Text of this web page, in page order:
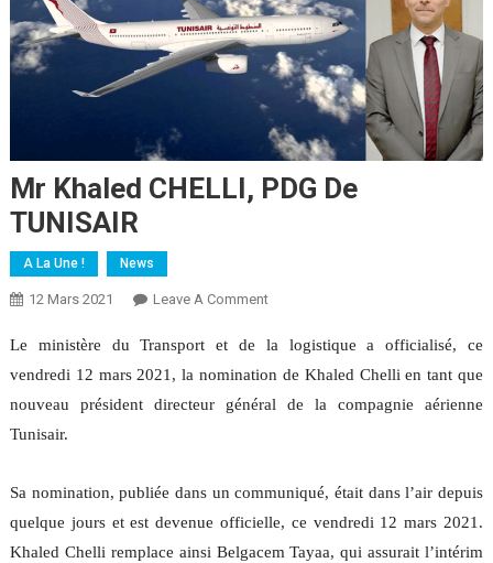
Mr Khaled CHELLI, PDG De
TUNISAIR
A La Une ! News
12 Mars 2021 Leave A CommentOn
Khaled
CHELLI,
PDG
Le ministère du Transport et de la logistique a officialisé, ce
vendredi 12 mars 2021, la nomination de Khaled Chelli en tant que
nouveau président directeur général de la compagnie aérienne
Tunisair.
Sa nomination, publiée dans un communiqué, était dans l’air depuis
quelque jours et est devenue officielle, ce vendredi 12 mars 2021.
Khaled Chelli remplace ainsi Belgacem Tayaa, qui assurait l’intérim